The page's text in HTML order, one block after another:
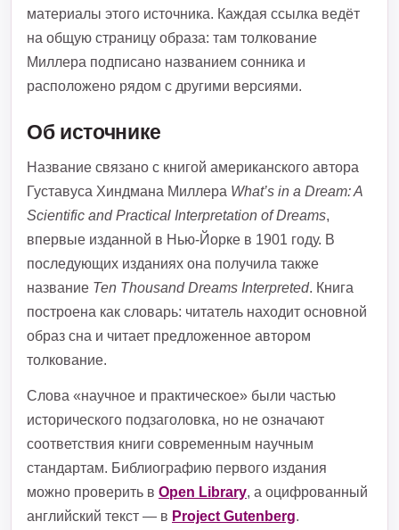
материалы этого источника. Каждая ссылка ведёт
на общую страницу образа: там толкование
Миллера подписано названием сонника и
расположено рядом с другими версиями.
Об источнике
Название связано с книгой американского автора
Густавуса Хиндмана Миллера What’s in a Dream: A
Scientific and Practical Interpretation of Dreams,
впервые изданной в Нью-Йорке в 1901 году. В
последующих изданиях она получила также
название Ten Thousand Dreams Interpreted. Книга
построена как словарь: читатель находит основной
образ сна и читает предложенное автором
толкование.
Слова «научное и практическое» были частью
исторического подзаголовка, но не означают
соответствия книги современным научным
стандартам. Библиографию первого издания
можно проверить в Open Library , а оцифрованный
английский текст — в Project Gutenberg